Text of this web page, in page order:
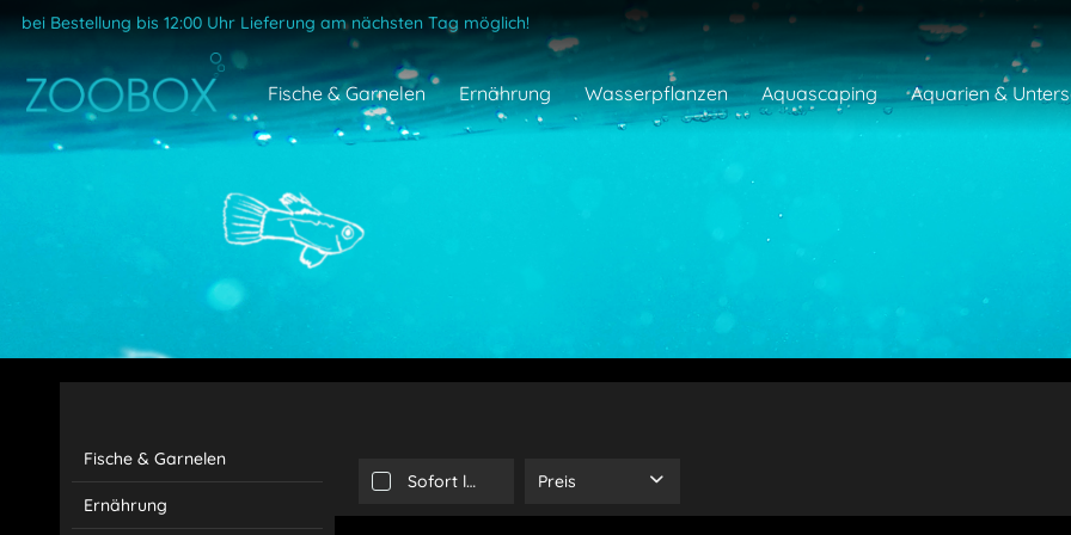
bei Bestellung bis 12:00 Uhr Lieferung am nächsten Tag möglich!
Fische & Garnelen Ernährung Wasserpflanzen Aquascaping Aquarien &
Fische & Garnelen
Ernährung
Sofort lieferbar Preis